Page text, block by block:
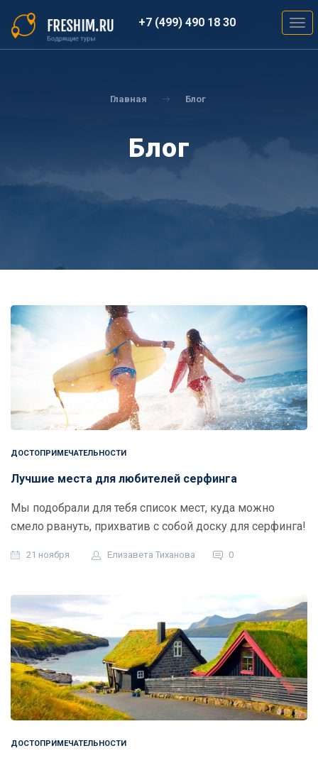
основному
содержанию
+7 (499) 490 18 30
Главная Блог
Блог
ДОСТОПРИМЕЧАТЕЛЬНОСТИ
Лучшие места для любителей серфинга
Мы подобрали для тебя список мест, куда можно
смело рвануть, прихватив с собой доску для серфинга!
21 ноября Елизавета Тиханова 0
ДОСТОПРИМЕЧАТЕЛЬНОСТИ